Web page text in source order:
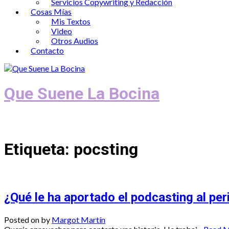
Cosas Mías
Mis Textos
Video
Otros Audios
Contacto
Que Suene La Bocina
Etiqueta: pocsting
¿Qué le ha aportado el podcasting al
Posted on by Margot Martín